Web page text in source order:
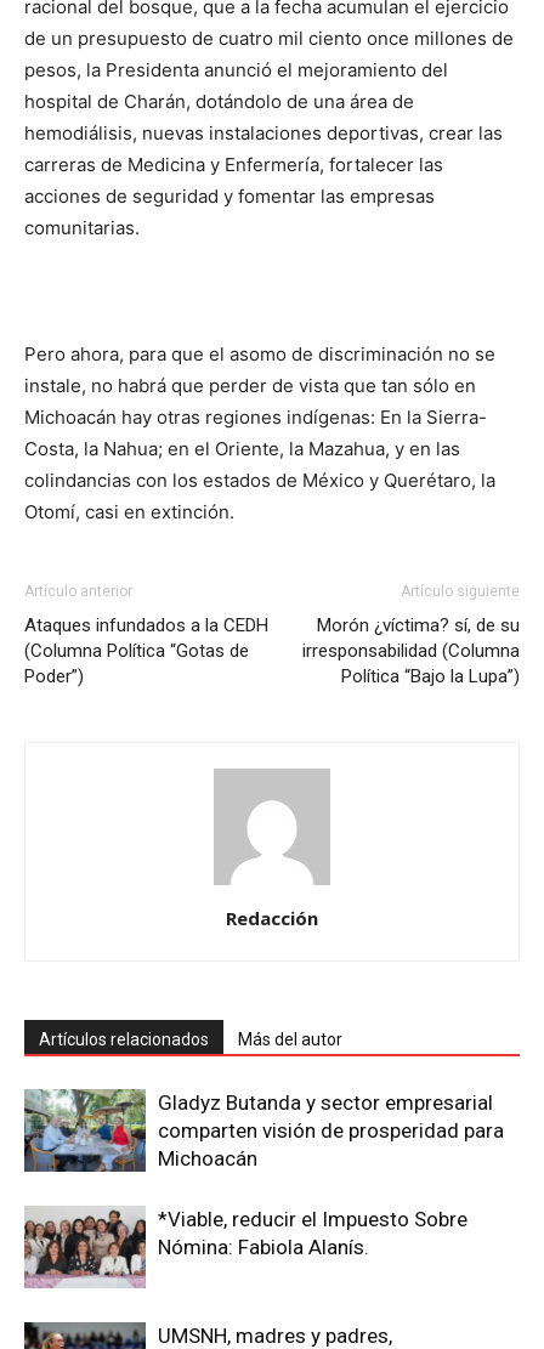
racional del bosque, que a la fecha acumulan el ejercicio
de un presupuesto de cuatro mil ciento once millones de
pesos, la Presidenta anunció el mejoramiento del
hospital de Charán, dotándolo de una área de
hemodiálisis, nuevas instalaciones deportivas, crear las
carreras de Medicina y Enfermería, fortalecer las
acciones de seguridad y fomentar las empresas
comunitarias.
Pero ahora, para que el asomo de discriminación no se
instale, no habrá que perder de vista que tan sólo en
Michoacán hay otras regiones indígenas: En la Sierra-
Costa, la Nahua; en el Oriente, la Mazahua, y en las
colindancias con los estados de México y Querétaro, la
Otomí, casi en extinción.
Artículo anterior
Ataques infundados a la CEDH
(Columna Política “Gotas de
Poder”)
Artículo siguiente
Morón ¿víctima? sí, de su
irresponsabilidad (Columna
Política “Bajo la Lupa”)
Redacción
Artículos relacionados Más del autor
Gladyz Butanda y sector empresarial
comparten visión de prosperidad para
Michoacán
*Viable, reducir el Impuesto Sobre
Nómina: Fabiola Alanís.
UMSNH, madres y padres,